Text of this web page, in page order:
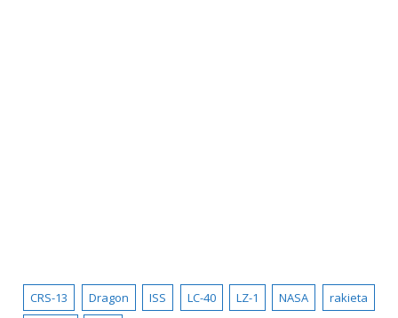
CRS-13 Dragon ISS LC-40 LZ-1 NASA
rakieta